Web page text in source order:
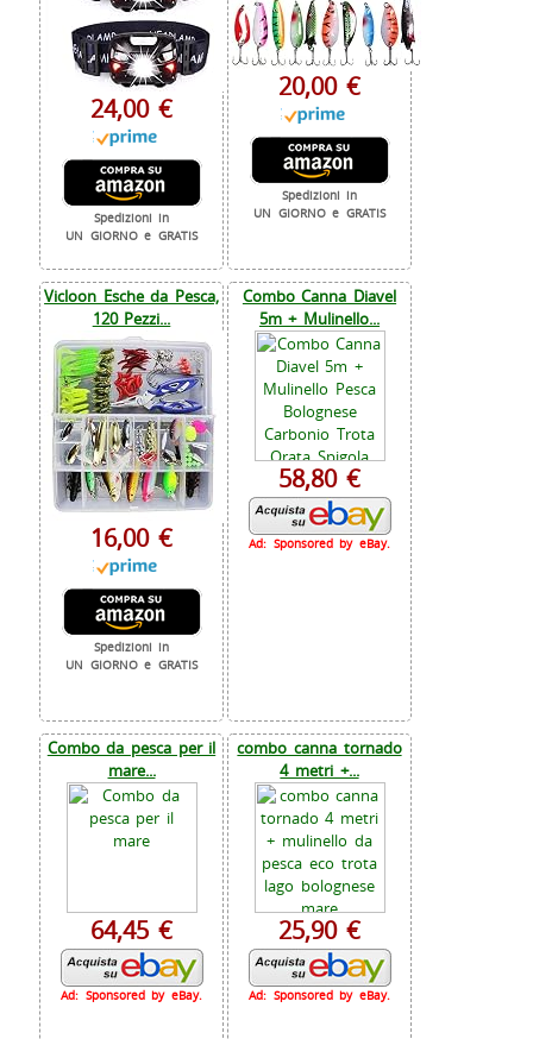
24,00 €
Spedizioni in
UN GIORNO e GRATIS
20,00 €
Spedizioni in
UN GIORNO e GRATIS
Vicloon Esche da Pesca,
120 Pezzi...
16,00 €
Spedizioni in
UN GIORNO e GRATIS
Combo Canna Diavel
5m + Mulinello...
58,80 €
Ad: Sponsored by eBay.
Combo da pesca per il
mare...
64,45 €
Ad: Sponsored by eBay.
combo canna tornado
4 metri +...
25,90 €
Ad: Sponsored by eBay.